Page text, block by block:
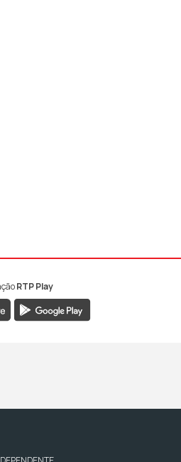
1 1
Antena 1
RTP Play